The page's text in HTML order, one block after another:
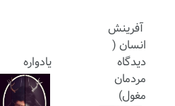
آفرینش
انسان (
دیدگاه
مردمان
مغول)
یادواره